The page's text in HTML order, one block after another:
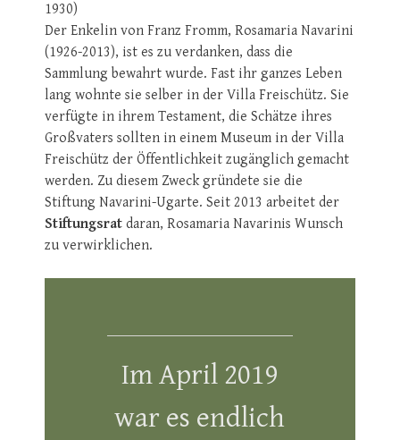
1930)
Der Enkelin von Franz Fromm, Rosamaria Navarini
(1926-2013), ist es zu verdanken, dass die
Sammlung bewahrt wurde. Fast ihr ganzes Leben
lang wohnte sie selber in der Villa Freischütz. Sie
verfügte in ihrem Testament, die Schätze ihres
Großvaters sollten in einem Museum in der Villa
Freischütz der Öffentlichkeit zugänglich gemacht
werden. Zu diesem Zweck gründete sie die
Stiftung Navarini-Ugarte. Seit 2013 arbeitet der
Stiftungsrat daran, Rosamaria Navarinis Wunsch
zu verwirklichen.
Im April 2019
war es endlich